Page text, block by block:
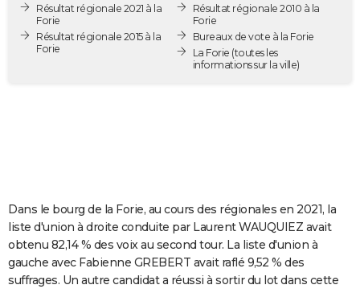
Destinations
City break
Voyage nature
Voyage de noces
Forum
PHOTO
GUIDES D'ACHAT
COPAINS D'AVANT
S'inscrire
Se connecter
Lycées
Collèges
Primaires
Universités
Entreprises
Service militaire
Avis de recherche
AVIS DE DÉCÈS
FORUM
Résultat régionale 2021 à la
Forie
Résultat régionale 2015 à la
Forie
Résultat régionale 2010 à la
Forie
Bureaux de vote à la Forie
La Forie (toutes les
informations sur la ville)
Dans le bourg de la Forie, au cours des régionales en 2021, la
liste d'union à droite conduite par Laurent WAUQUIEZ avait
obtenu 82,14 % des voix au second tour. La liste d'union à
gauche avec Fabienne GREBERT avait raflé 9,52 % des
suffrages. Un autre candidat a réussi à sortir du lot dans cette